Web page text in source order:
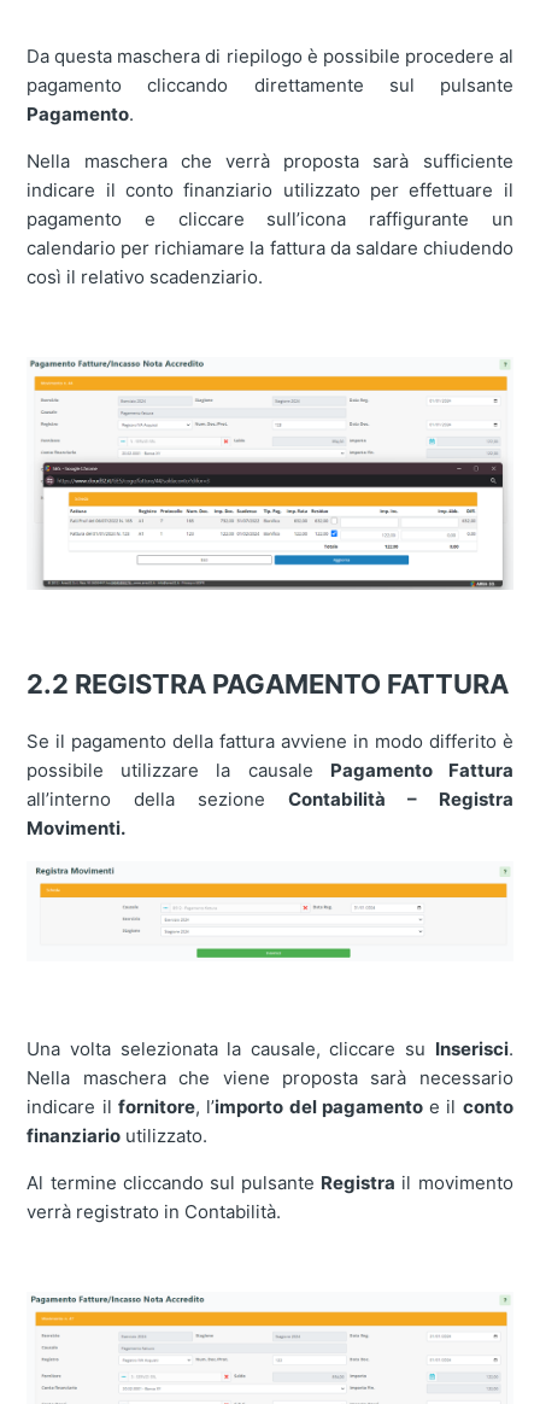
Da questa maschera di riepilogo è possibile procedere al
pagamento cliccando direttamente sul pulsante
Pagamento.
Nella maschera che verrà proposta sarà sufficiente
indicare il conto finanziario utilizzato per effettuare il
pagamento e cliccare sull’icona raffigurante un
calendario per richiamare la fattura da saldare chiudendo
così il relativo scadenziario.
2.2 REGISTRA PAGAMENTO FATTURA
Se il pagamento della fattura avviene in modo differito è
possibile utilizzare la causale Pagamento Fattura
all’interno della sezione Contabilità – Registra
Movimenti.
Una volta selezionata la causale, cliccare su Inserisci.
Nella maschera che viene proposta sarà necessario
indicare il fornitore, l’importo del pagamentoe il conto
finanziario utilizzato.
Al termine cliccando sul pulsante Registra il movimento
verrà registrato in Contabilità.